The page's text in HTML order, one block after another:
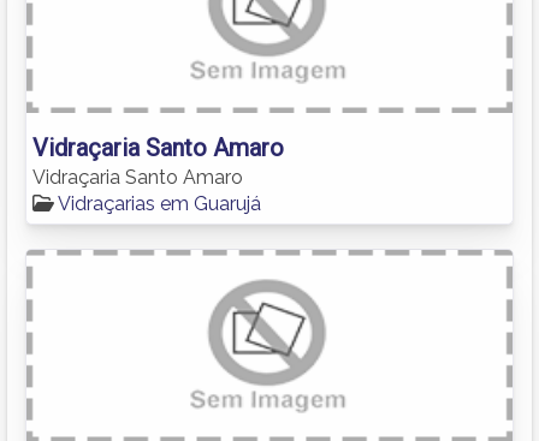
Vidraçaria Santo Amaro
Vidraçaria Santo Amaro
Vidraçarias em Guarujá